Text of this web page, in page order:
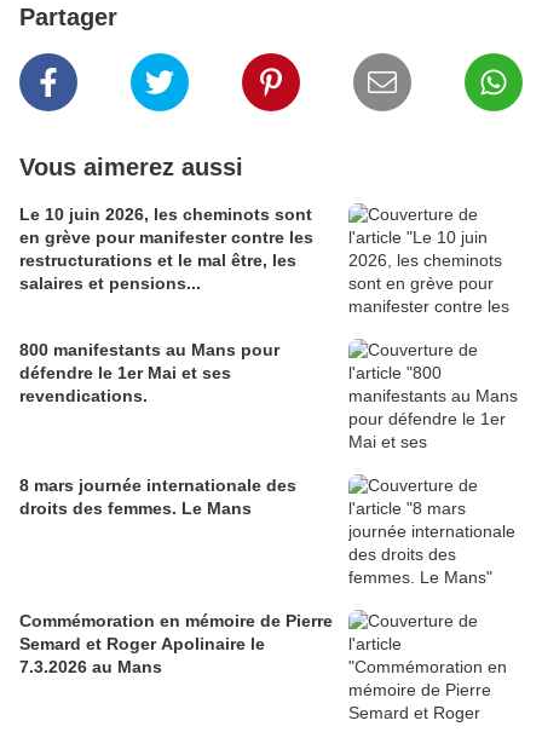
Partager
Vous aimerez aussi
Le 10 juin 2026, les cheminots sont
en grève pour manifester contre les
restructurations et le mal être, les
salaires et pensions...
800 manifestants au Mans pour
défendre le 1er Mai et ses
revendications.
8 mars journée internationale des
droits des femmes. Le Mans
Commémoration en mémoire de Pierre
Semard et Roger Apolinaire le
7.3.2026 au Mans